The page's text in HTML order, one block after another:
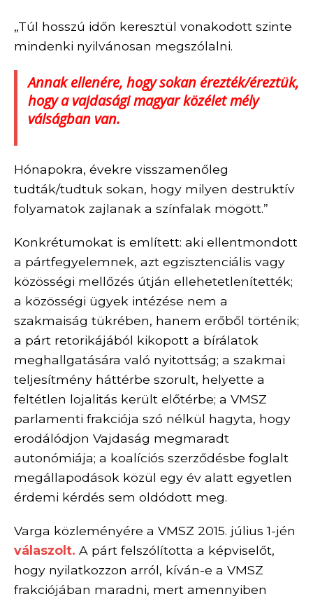
„Túl hosszú időn keresztül vonakodott szinte
mindenki nyilvánosan megszólalni.
Annak ellenére, hogy sokan érezték/éreztük,
hogy a vajdasági magyar közélet mély
válságban van.
Hónapokra, évekre visszamenőleg
tudták/tudtuk sokan, hogy milyen destruktív
folyamatok zajlanak a színfalak mögött.”
Konkrétumokat is említett: aki ellentmondott
a pártfegyelemnek, azt egzisztenciális vagy
közösségi mellőzés útján ellehetetlenítették;
a közösségi ügyek intézése nem a
szakmaiság tükrében, hanem erőből történik;
a párt retorikájából kikopott a bírálatok
meghallgatására való nyitottság; a szakmai
teljesítmény háttérbe szorult, helyette a
feltétlen lojalitás került előtérbe; a VMSZ
parlamenti frakciója szó nélkül hagyta, hogy
erodálódjon Vajdaság megmaradt
autonómiája; a koalíciós szerződésbe foglalt
megállapodások közül egy év alatt egyetlen
érdemi kérdés sem oldódott meg.
Varga közleményére a VMSZ 2015. július 1-jén
válaszolt. A párt felszólította a képviselőt,
hogy nyilatkozzon arról, kíván-e a VMSZ
frakciójában maradni, mert amennyiben